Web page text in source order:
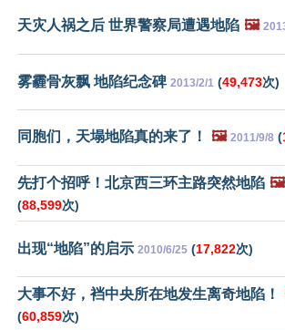
天灾人祸之后 世界警察局遭遇地陷 🖼️
雾霾骨灰飘 地陷纪念碑 2013/2/1 (49,473次)
同胞们，天塌地陷真的来了！ 🖼️ 2011/9/8 (
先打个招呼！北京西三环主路突然地陷 🖼️
(88,599次)
出现“地陷”的启示 2010/6/25 (17,822次)
大事不好，裆中央所在地发生离奇地陷！
(60,859次)